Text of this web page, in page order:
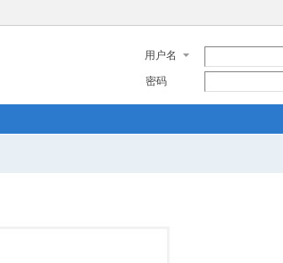
用户名
密码